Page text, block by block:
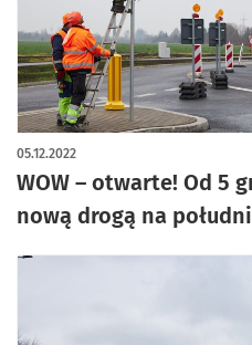
WOW – otwarte! Od 5
nową drogą na
05.12.2022
artykuł z galerią zdjęć